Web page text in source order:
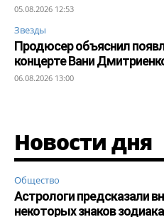
05.08.2026 12:53
Звезды
Продюсер объяснил
концерте Вани
06.08.2026 13:00
Новости дня
Общество
Астрологи предсказали
некоторых знаков